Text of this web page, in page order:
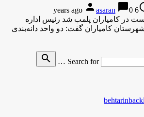
6 years ago
person asaran chat_bubble0
در کامیاران پلمب شد رئیس اداره
کامیاران گفت: دو واحد دانه‌بندی
Search for
search